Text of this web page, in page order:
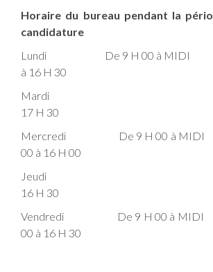
Horaire du bureau pendant la
candidature
Lundi De 9 H 00 à MIDI
à 16 H 30
Mardi De 14
17 H 30
Mercredi De 9 H 00 à
00 à 16 H 00
Jeudi De 14
16 H 30
Vendredi De 9 H 00 à
00 à 16 H 30